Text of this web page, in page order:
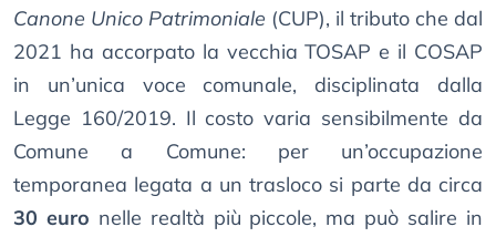
Canone Unico Patrimoniale (CUP), il tributo che dal
2021 ha accorpato la vecchia TOSAP e il COSAP
in un’unica voce comunale, disciplinata dalla
Legge 160/2019. Il costo varia sensibilmente da
Comune a Comune: per un’occupazione
temporanea legata a un trasloco si parte da circa
30 euro nelle realtà più piccole, ma può salire in